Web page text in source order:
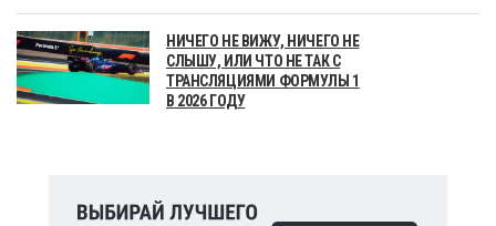
НИЧЕГО НЕ ВИЖУ, НИЧЕГО НЕ
СЛЫШУ, ИЛИ ЧТО НЕ ТАК С
ТРАНСЛЯЦИЯМИ ФОРМУЛЫ 1
В 2026 ГОДУ